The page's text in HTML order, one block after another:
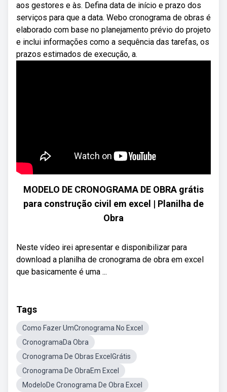
aos gestores e às. Defina data de início e prazo dos
serviços para que a data. Webo cronograma de obras é
elaborado com base no planejamento prévio do projeto
e inclui informações como a sequência das tarefas, os
prazos estimados de execução, a.
MODELO DE CRONOGRAMA DE OBRA grátis
para construção civil em excel | Planilha de
Obra
Neste vídeo irei apresentar e disponibilizar para
download a planilha de cronograma de obra em excel
que basicamente é uma ...
Tags
Como Fazer UmCronograma No Excel
CronogramaDa Obra
Cronograma De Obras ExcelGrátis
Cronograma De ObraEm Excel
ModeloDe Cronograma De Obra Excel